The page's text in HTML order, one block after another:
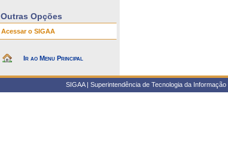
Outras Opções
Acessar o SIGAA
Ir ao Menu Principal
SIGAA | Superintendência de Tecnologia da